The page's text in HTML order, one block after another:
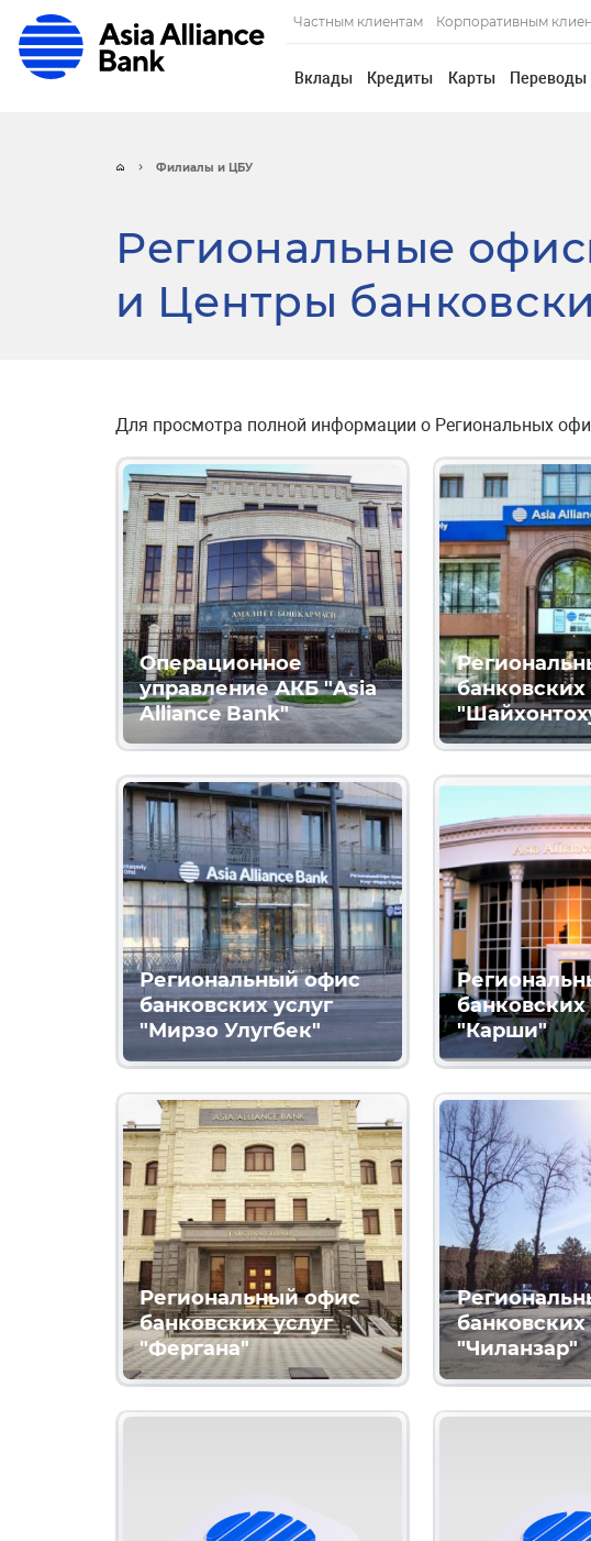
Частным клиентам Корпоративным
Вклады Кредиты Карты Переводы
Филиалы и ЦБУ
Региональные
и Центры
Для просмотра полной информации о Региональных
Операционное
управление АКБ "Asia
Alliance Bank"
банковских
Региональный офис
банковских услуг
"Мирзо Улугбек"
банковских
"Карши"
Региональный офис
банковских услуг
"Фергана"
банковских
"Чиланзар"